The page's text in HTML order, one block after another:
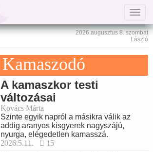
2026.augusztus 8. szombat
László
Kamaszodó
A kamaszkor testi
változásai
Kovács Márta
Szinte egyik napról a másikra válik az
addig aranyos kisgyerek nagyszájú,
nyurga, elégedetlen kamasszá.
2026.5.11.
15